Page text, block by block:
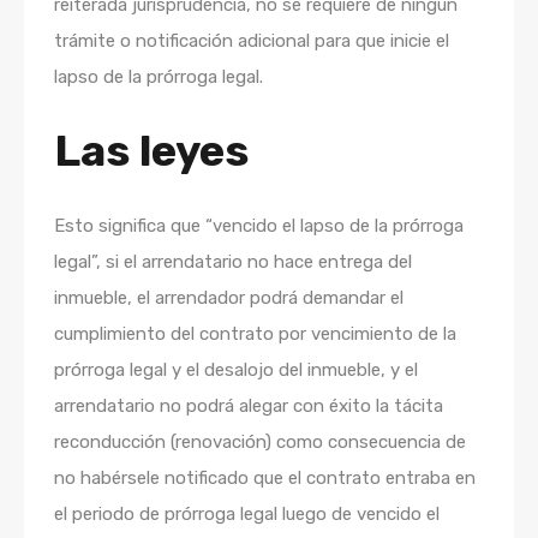
reiterada jurisprudencia, no se requiere de ningún
trámite o notificación adicional para que inicie el
lapso de la prórroga legal.
Las leyes
Esto significa que “vencido el lapso de la prórroga
legal”, si el arrendatario no hace entrega del
inmueble, el arrendador podrá demandar el
cumplimiento del contrato por vencimiento de la
prórroga legal y el desalojo del inmueble, y el
arrendatario no podrá alegar con éxito la tácita
reconducción (renovación) como consecuencia de
no habérsele notificado que el contrato entraba en
el periodo de prórroga legal luego de vencido el